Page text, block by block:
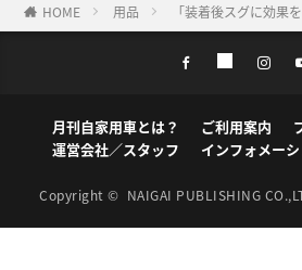
HOME 用品 「装着後スグに効果
月刊自家用車とは？ ご利用案内
運営会社／スタッフ
インフォメー
Copyright © NAIGAI PUBLISHING